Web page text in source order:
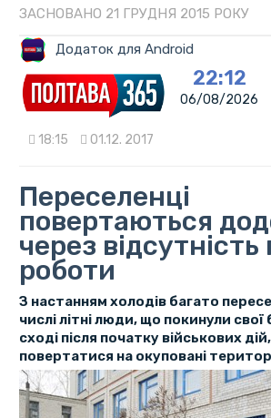
ЗАСНОВАНО 21 ГРУДНЯ 2015 РОКУ
Додаток для Android
22:12
06/08/2026
18:15 01.12. 2017
Переселенці
повертаються
через відсутність
роботи
З настанням холодів багато
числі літні люди, що покинули
сході після початку військових
повертатися на окуповані